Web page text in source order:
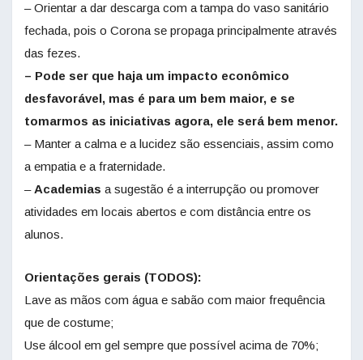
– Orientar a dar descarga com a tampa do vaso sanitário
fechada, pois o Corona se propaga principalmente através
das fezes.
– Pode ser que haja um impacto econômico
desfavorável, mas é para um bem maior, e se
tomarmos as iniciativas agora, ele será bem menor.
– Manter a calma e a lucidez são essenciais, assim como
a empatia e a fraternidade.
– Academias a sugestão é a interrupção ou promover
atividades em locais abertos e com distância entre os
alunos.
Orientações gerais (TODOS):
Lave as mãos com água e sabão com maior frequência
que de costume;
Use álcool em gel sempre que possível acima de 70%;